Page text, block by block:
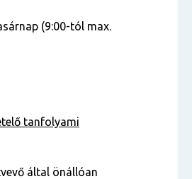
(9:00-tól max.
tanfolyami
által önállóan